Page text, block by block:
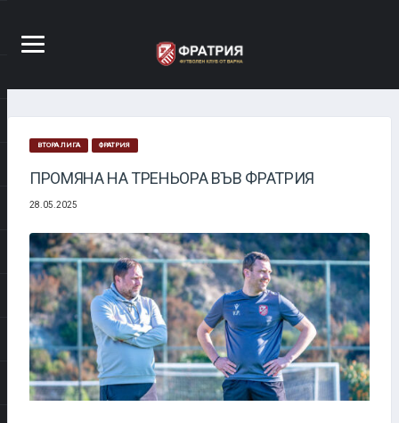
ВТОРА ЛИГА ФРАТРИЯ
ПРОМЯНА НА ТРЕНЬОРА ВЪВ ФРАТРИЯ
28.05.2025